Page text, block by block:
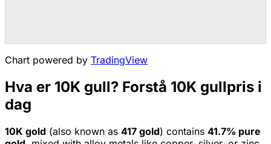
Chart powered by TradingView
Hva er 10K gull? Forstå 10K gullpris i
dag
10K gold (also known as 417 gold) contains 41.7% pure